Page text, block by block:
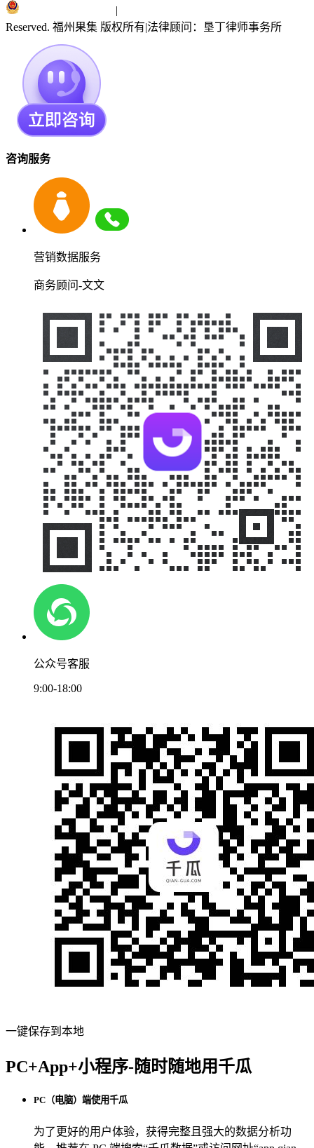
|
Reserved. 福州果集 版权所有|法律顾问：垦丁律师事务所
咨询服务
营销数据服务
商务顾问-文文
公众号客服
9:00-18:00
一键保存到本地
PC+App+小程序-随时随地用千瓜
PC（电脑）端使用千瓜
为了更好的用户体验，获得完整且强大的数据分析功